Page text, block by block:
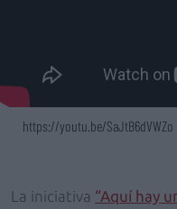
https://youtu.be/SaJtB6dVWZo
La iniciativa “Aquí hay